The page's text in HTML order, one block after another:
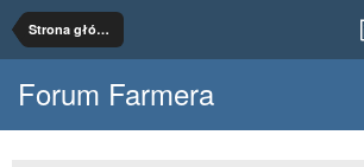
Strona główna
Forum Farmera